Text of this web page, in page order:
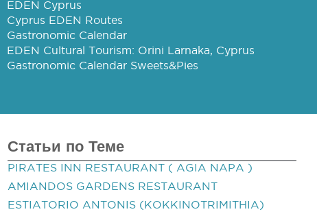
EDEN Cyprus
Cyprus EDEN Routes
Gastronomic Calendar
EDEN Cultural Tourism: Orini Larnaka, Cyprus
Gastronomic Calendar Sweets&Pies
Статьи по Теме
PIRATES INN RESTAURANT ( AGIA NAPA )
AMIANDOS GARDENS RESTAURANT
ESTIATORIO ANTONIS (KOKKINOTRIMITHIA)